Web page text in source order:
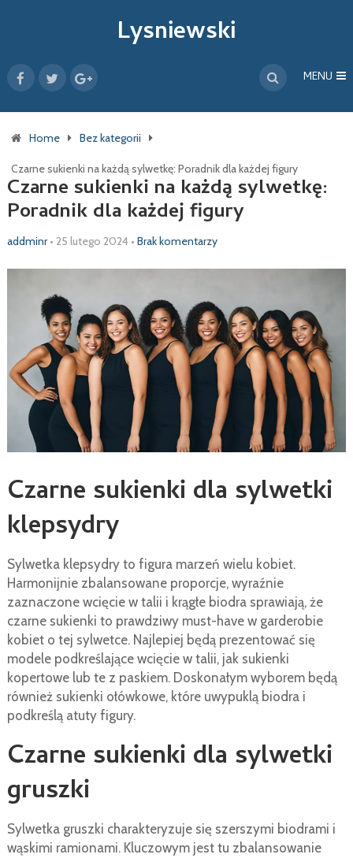
Lysniewski
MENU
Home Bez kategorii
Czarne sukienki na każdą sylwetkę: Poradnik dla każdej figury
Czarne sukienki na każdą sylwetkę:
Poradnik dla każdej figury
addminr • 25 lutego 2024• Brak komentarzy
Czarne sukienki dla sylwetki
klepsydry
Sylwetka klepsydry to figura marzeń wielu kobiet.
Harmonijnie zbalansowane proporcje, wyraźnie
zaznaczone wcięcie w talii i krągłe biodra sprawiają, że
czarne sukienki to prawdziwy must-have w garderobie
kobiet o tej sylwetce. Najlepiej będą prezentować się
modele podkreślające wcięcie w talii, jak sukienki
kopertowe lub te z paskiem. Doskonałym wyborem będą
również sukienki ołówkowe, które uwypuklą biodra i
podkreślą atuty figury.
Czarne sukienki dla sylwetki
gruszki
Sylwetka gruszki charakteryzuje się szerszymi biodrami i
wąskimi ramionami. Kluczowym jest tu zbalansowanie